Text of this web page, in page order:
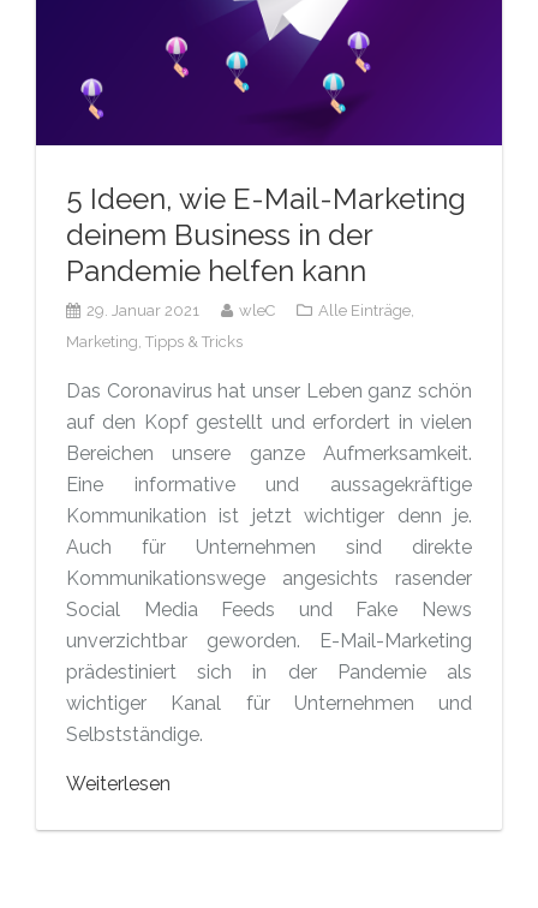
5 Ideen, wie E-Mail-Marketing
deinem Business in der
Pandemie helfen kann
29. Januar 2021 wleC
Alle Einträge,
Marketing, Tipps & Tricks
Das Coronavirus hat unser Leben ganz schön
auf den Kopf gestellt und erfordert in vielen
Bereichen unsere ganze Aufmerksamkeit.
Eine informative und aussagekräftige
Kommunikation ist jetzt wichtiger denn je.
Auch für Unternehmen sind direkte
Kommunikationswege angesichts rasender
Social Media Feeds und Fake News
unverzichtbar geworden. E-Mail-Marketing
prädestiniert sich in der Pandemie als
wichtiger Kanal für Unternehmen und
Selbstständige.
Weiterlesen